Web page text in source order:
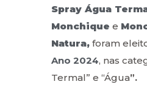
Spray Água
Monchique e
Natura, foram
Ano 2024, nas
Termal” e “Água”.